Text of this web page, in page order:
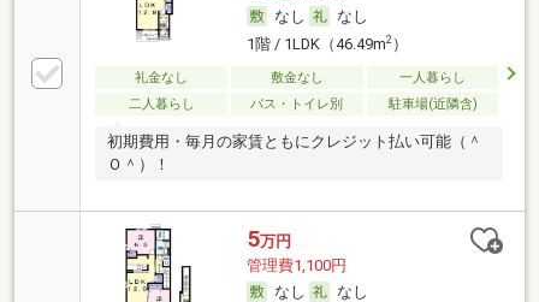
なし
なし
1階 / 1LDK（46.49m2）
礼金なし 敷金なし
一人暮らし
二人暮らし
バス・トイレ別 駐車場(近隣含)
初期費用・毎月の家賃ともにクレジット払い可能（＾
Ｏ＾）！
5万円
管理費1,100円
なし
なし